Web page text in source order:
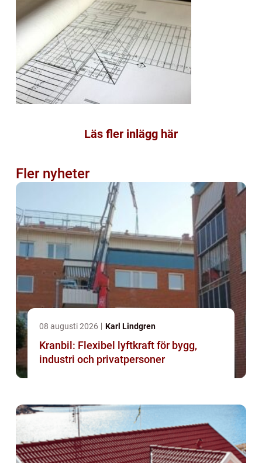
Läs fler inlägg här
Fler nyheter
08 augusti 2026 Karl Lindgren
Kranbil: Flexibel lyftkraft för bygg,
industri och privatpersoner